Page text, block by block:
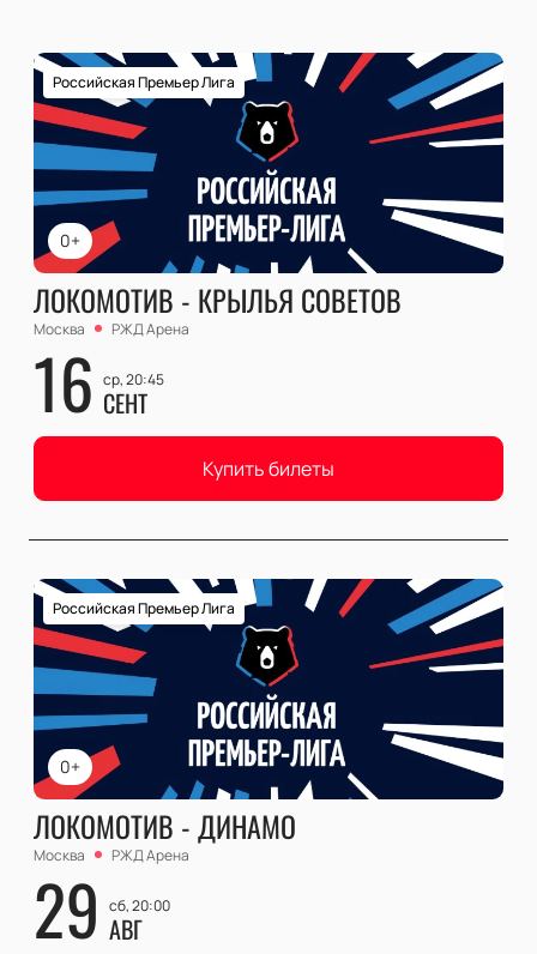
0+
Российская Премьер Лига
ЛОКОМОТИВ - КРЫЛЬЯ СОВЕТОВ
Москва РЖД Арена
16 ср, 20:45
СЕНТ
Купить билеты
0+
Российская Премьер Лига
ЛОКОМОТИВ - ДИНАМО
Москва РЖД Арена
29 сб, 20:00
АВГ